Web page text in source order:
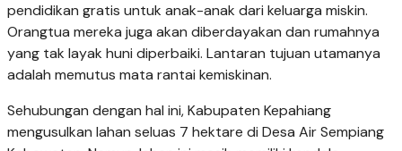
pendidikan gratis untuk anak-anak dari keluarga miskin.
Orangtua mereka juga akan diberdayakan dan rumahnya
yang tak layak huni diperbaiki. Lantaran tujuan utamanya
adalah memutus mata rantai kemiskinan.
Sehubungan dengan hal ini, Kabupaten Kepahiang
mengusulkan lahan seluas 7 hektare di Desa Air Sempiang